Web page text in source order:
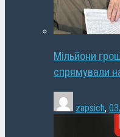
Мільйони
спрямували
zapsich,